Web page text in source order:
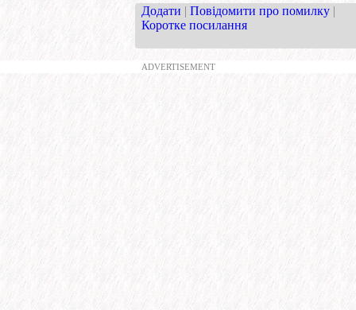
Додати | Повідомити про помилку |
Коротке посилання
ADVERTISEMENT